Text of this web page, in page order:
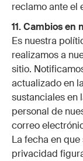
reclamo ante el
11. Cambios
Es nuestra
realizamos a
sitio.
actualizado en
sustanciales en
personal de
correo
La fecha en
privacidad